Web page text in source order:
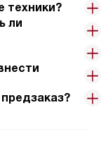
техники?
ли